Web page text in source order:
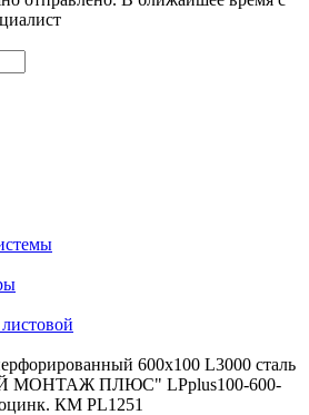
600х100 L3000 сталь
МОНТАЖ ПЛЮС" LPplus100-600-
КМ PL1251